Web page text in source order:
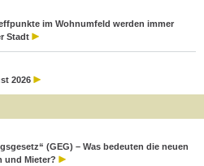
im Wohnumfeld werden immer
Stadt
2026
(GEG) – Was bedeuten die neuen
und Mieter?